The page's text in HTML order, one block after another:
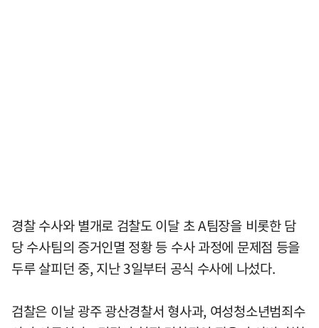
경찰 수사와 별개로 검찰도 이달 초 A팀장을 비롯한 담
당 수사팀의 증거인멸 정황 등 수사 과정에 문제점 등을
두루 살피던 중, 지난 3일부터 공식 수사에 나섰다.
검찰은 이날 광주 광산경찰서 형사과, 여성청소년범죄수